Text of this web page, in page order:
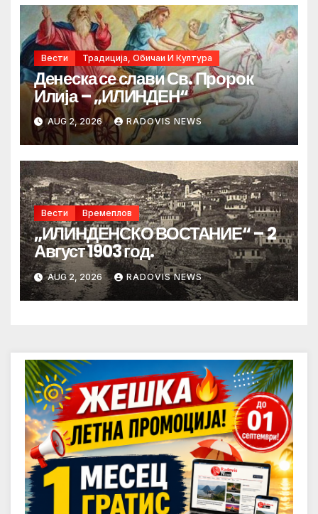
Вести Традиција, Обичаи И Култура
Денеска се слави Св. Пророк
Илија – „ИЛИНДЕН“
AUG 2, 2026 RADOVIS NEWS
Вести Времеплов
„ИЛИНДЕНСКО ВОСТАНИЕ“ – 2
Август 1903 год.
AUG 2, 2026 RADOVIS NEWS